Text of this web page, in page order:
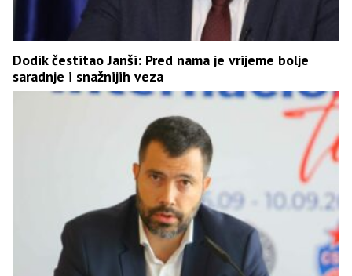
Dodik čestitao Janši: Pred nama je vrijeme bolje
saradnje i snažnijih veza